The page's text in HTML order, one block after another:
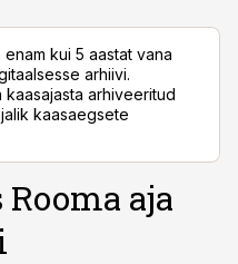
kui 5 aastat vana
arhiivi.
arhiveeritud
kaasaegsete
aja